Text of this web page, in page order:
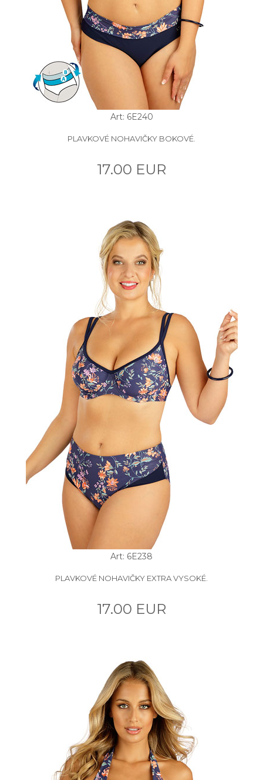
Art: 6E240
PLAVKOVÉ NOHAVIČKY BOKOVÉ.
17.00 EUR
Art: 6E238
PLAVKOVÉ NOHAVIČKY EXTRA VYSOKÉ.
17.00 EUR